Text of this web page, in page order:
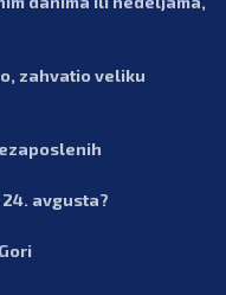
zahvatio veliku
avgusta?